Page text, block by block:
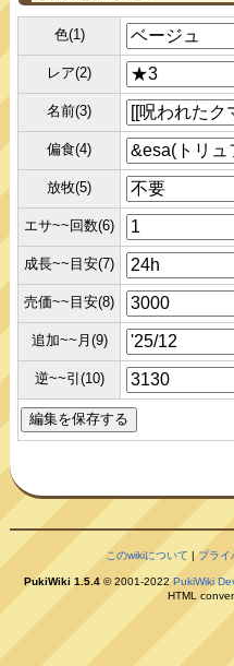
色(1)
レア(2)
名前(3)
偏食(4)
放牧(5)
エサ~~回数(6)
成長~~目安(7)
売価~~目安(8)
追加~~月(9)
逆~~引(10)
このwikiについて |プライ
PukiWiki 1.5.4 © 2001-2022PukiWiki
HTML